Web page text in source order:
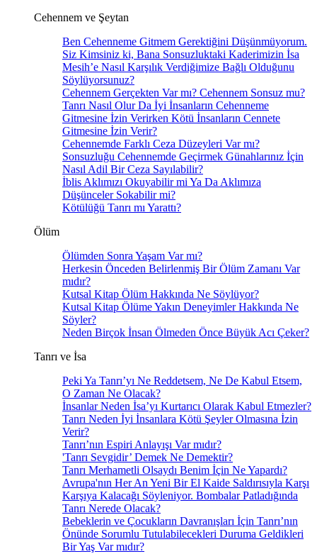
Cehennem ve Şeytan
Ben Cehenneme Gitmem Gerektiğini Düşünmüyorum.
Siz Kimsiniz ki, Bana Sonsuzluktaki Kaderimizin İsa
Mesih’e Nasıl Karşılık Verdiğimize Bağlı Olduğunu
Söylüyorsunuz?
Cehennem Gerçekten Var mı? Cehennem Sonsuz mu?
Tanrı Nasıl Olur Da İyi İnsanların Cehenneme
Gitmesine İzin Verirken Kötü İnsanların Cennete
Gitmesine İzin Verir?
Cehennemde Farklı Ceza Düzeyleri Var mı?
Sonsuzluğu Cehennemde Geçirmek Günahlarınız İçin
Nasıl Adil Bir Ceza Sayılabilir?
İblis Aklımızı Okuyabilir mi Ya Da Aklımıza
Düşünceler Sokabilir mi?
Kötülüğü Tanrı mı Yarattı?
Ölüm
Ölümden Sonra Yaşam Var mı?
Herkesin Önceden Belirlenmiş Bir Ölüm Zamanı Var
mıdır?
Kutsal Kitap Ölüm Hakkında Ne Söylüyor?
Kutsal Kitap Ölüme Yakın Deneyimler Hakkında Ne
Söyler?
Neden Birçok İnsan Ölmeden Önce Büyük Acı Çeker?
Tanrı ve İsa
Peki Ya Tanrı’yı Ne Reddetsem, Ne De Kabul Etsem,
O Zaman Ne Olacak?
İnsanlar Neden İsa’yı Kurtarıcı Olarak Kabul Etmezler?
Tanrı Neden İyi İnsanlara Kötü Şeyler Olmasına İzin
Verir?
Tanrı’nın Espiri Anlayışı Var mıdır?
'Tanrı Sevgidir’ Demek Ne Demektir?
Tanrı Merhametli Olsaydı Benim İçin Ne Yapardı?
Avrupa'nın Her An Yeni Bir El Kaide Saldırısıyla Karşı
Karşıya Kalacağı Söyleniyor. Bombalar Patladığında
Tanrı Nerede Olacak?
Bebeklerin ve Çocukların Davranışları İçin Tanrı’nın
Önünde Sorumlu Tutulabilecekleri Duruma Geldikleri
Bir Yaş Var mıdır?